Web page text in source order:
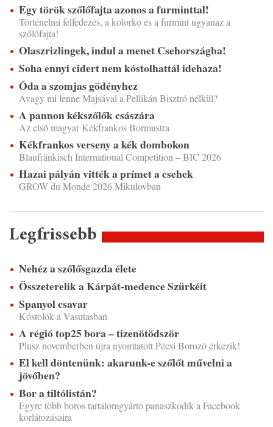
Egy török szőlőfajta azonos a furminttal!
Történelmi felfedezés, a kolorko és a furmint ugyanaz a
szőlőfajta!
Olaszrizlingek, indul a menet Csehországba!
Soha ennyi cidert nem kóstolhattál idehaza!
Óda a szomjas gödényhez
Avagy mi lenne Majsával a Pellikán Bisztró nélkül?
A pannon kékszőlők császára
Az első magyar Kékfrankos Bormustra
Kékfrankos verseny a kék dombokon
Blaufränkisch International Competition – BIC 2026
Hazai pályán vitték a prímet a csehek
GROW du Monde 2026 Mikulovban
Legfrissebb
Nehéz a szőlősgazda élete
Összeterelik a Kárpát-medence Szürkéit
Spanyol csavar
Kóstolók a Vasutasban
A régió top25 bora – tizenötödször
Plusz novemberben újra nyomtatott Pécsi Borozó érkezik!
El kell döntenünk: akarunk-e szőlőt művelni a
jövőben?
Bor a tiltólistán?
Egyre több boros tartalomgyártó panaszkodik a Facebook
korlátozásaira